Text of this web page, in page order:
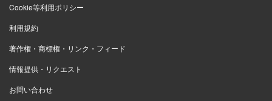
Cookie等利用ポリシー
利用規約
著作権・商標権・リンク・フィード
情報提供・リクエスト
お問い合わせ